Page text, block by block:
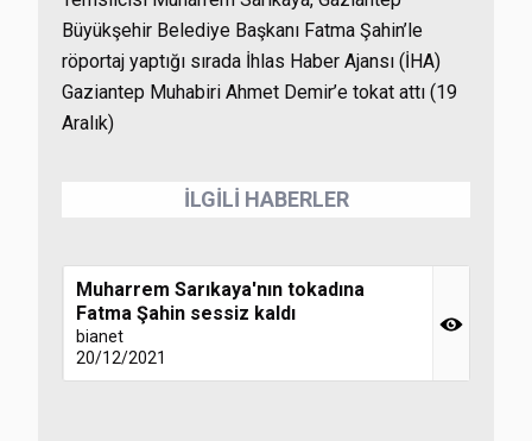
Büyükşehir Belediye Başkanı Fatma Şahin’le
röportaj yaptığı sırada İhlas Haber Ajansı (İHA)
Gaziantep Muhabiri Ahmet Demir’e tokat attı (19
Aralık)
İLGİLİ HABERLER
Muharrem Sarıkaya'nın tokadına
Fatma Şahin sessiz kaldı
bianet
20/12/2021